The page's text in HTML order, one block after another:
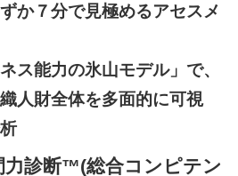
か７分で見極めるアセスメ
ネス能力の氷山モデル」で、
人財全体を多面的に可視
力診断™(総合コンピテン